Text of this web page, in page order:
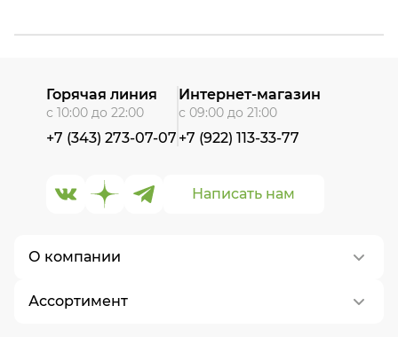
О компании
О нас
Ассортимент
Написать нам
Горячая линия
с 10:00 до 22:00
+7 (343) 273-07-07
Интернет-магазин
с 09:00 до 21:00
+7 (922) 113-33-77